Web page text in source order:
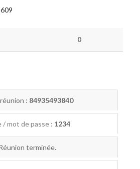
0
: 84935493840
/ mot de passe : 1234
terminée.